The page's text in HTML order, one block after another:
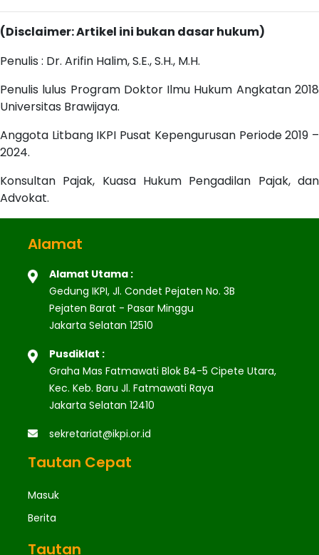
(Disclaimer: Artikel ini bukan dasar hukum)
Penulis : Dr. Arifin Halim, S.E., S.H., M.H.
Penulis lulus Program Doktor Ilmu Hukum Angkatan 2018
Universitas Brawijaya.
Anggota Litbang IKPI Pusat Kepengurusan Periode 2019 –
2024.
Konsultan Pajak, Kuasa Hukum Pengadilan Pajak, dan
Advokat.
Alamat
Alamat Utama :
Gedung IKPI, Jl. Condet Pejaten No. 3B
Pejaten Barat - Pasar Minggu
Jakarta Selatan 12510
Pusdiklat :
Graha Mas Fatmawati Blok B4-5 Cipete Utara,
Kec. Keb. Baru Jl. Fatmawati Raya
Jakarta Selatan 12410
sekretariat@ikpi.or.id
Tautan Cepat
Masuk
Berita
Tautan